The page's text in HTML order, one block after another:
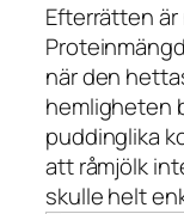
Efterrätten
när den
hemligheten
puddinglika
att råmjölk
skulle helt